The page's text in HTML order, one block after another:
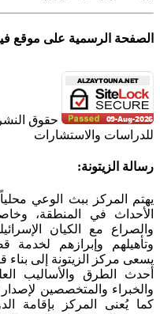
الصفحة الرسمية على موقع
للدراسات والاستشارات
Toggle
Bar
Area
رسالة الزيتونة:
يهتم المركز ببث الوعي
الأحداث في المنطقة،
والصراع مع الكيان
وتأهيلهم وإبرازهم لخدمة
يسعى مركز الزيتونة إلى
أحدث الطرق والأساليب
والخبراء والمتخصصين
كما يُعنى المركز بإقامة